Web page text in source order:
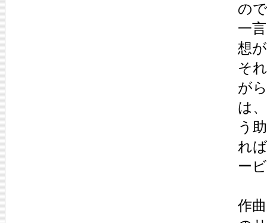
の
一
想
そ
が
は
う
れ
ー
作